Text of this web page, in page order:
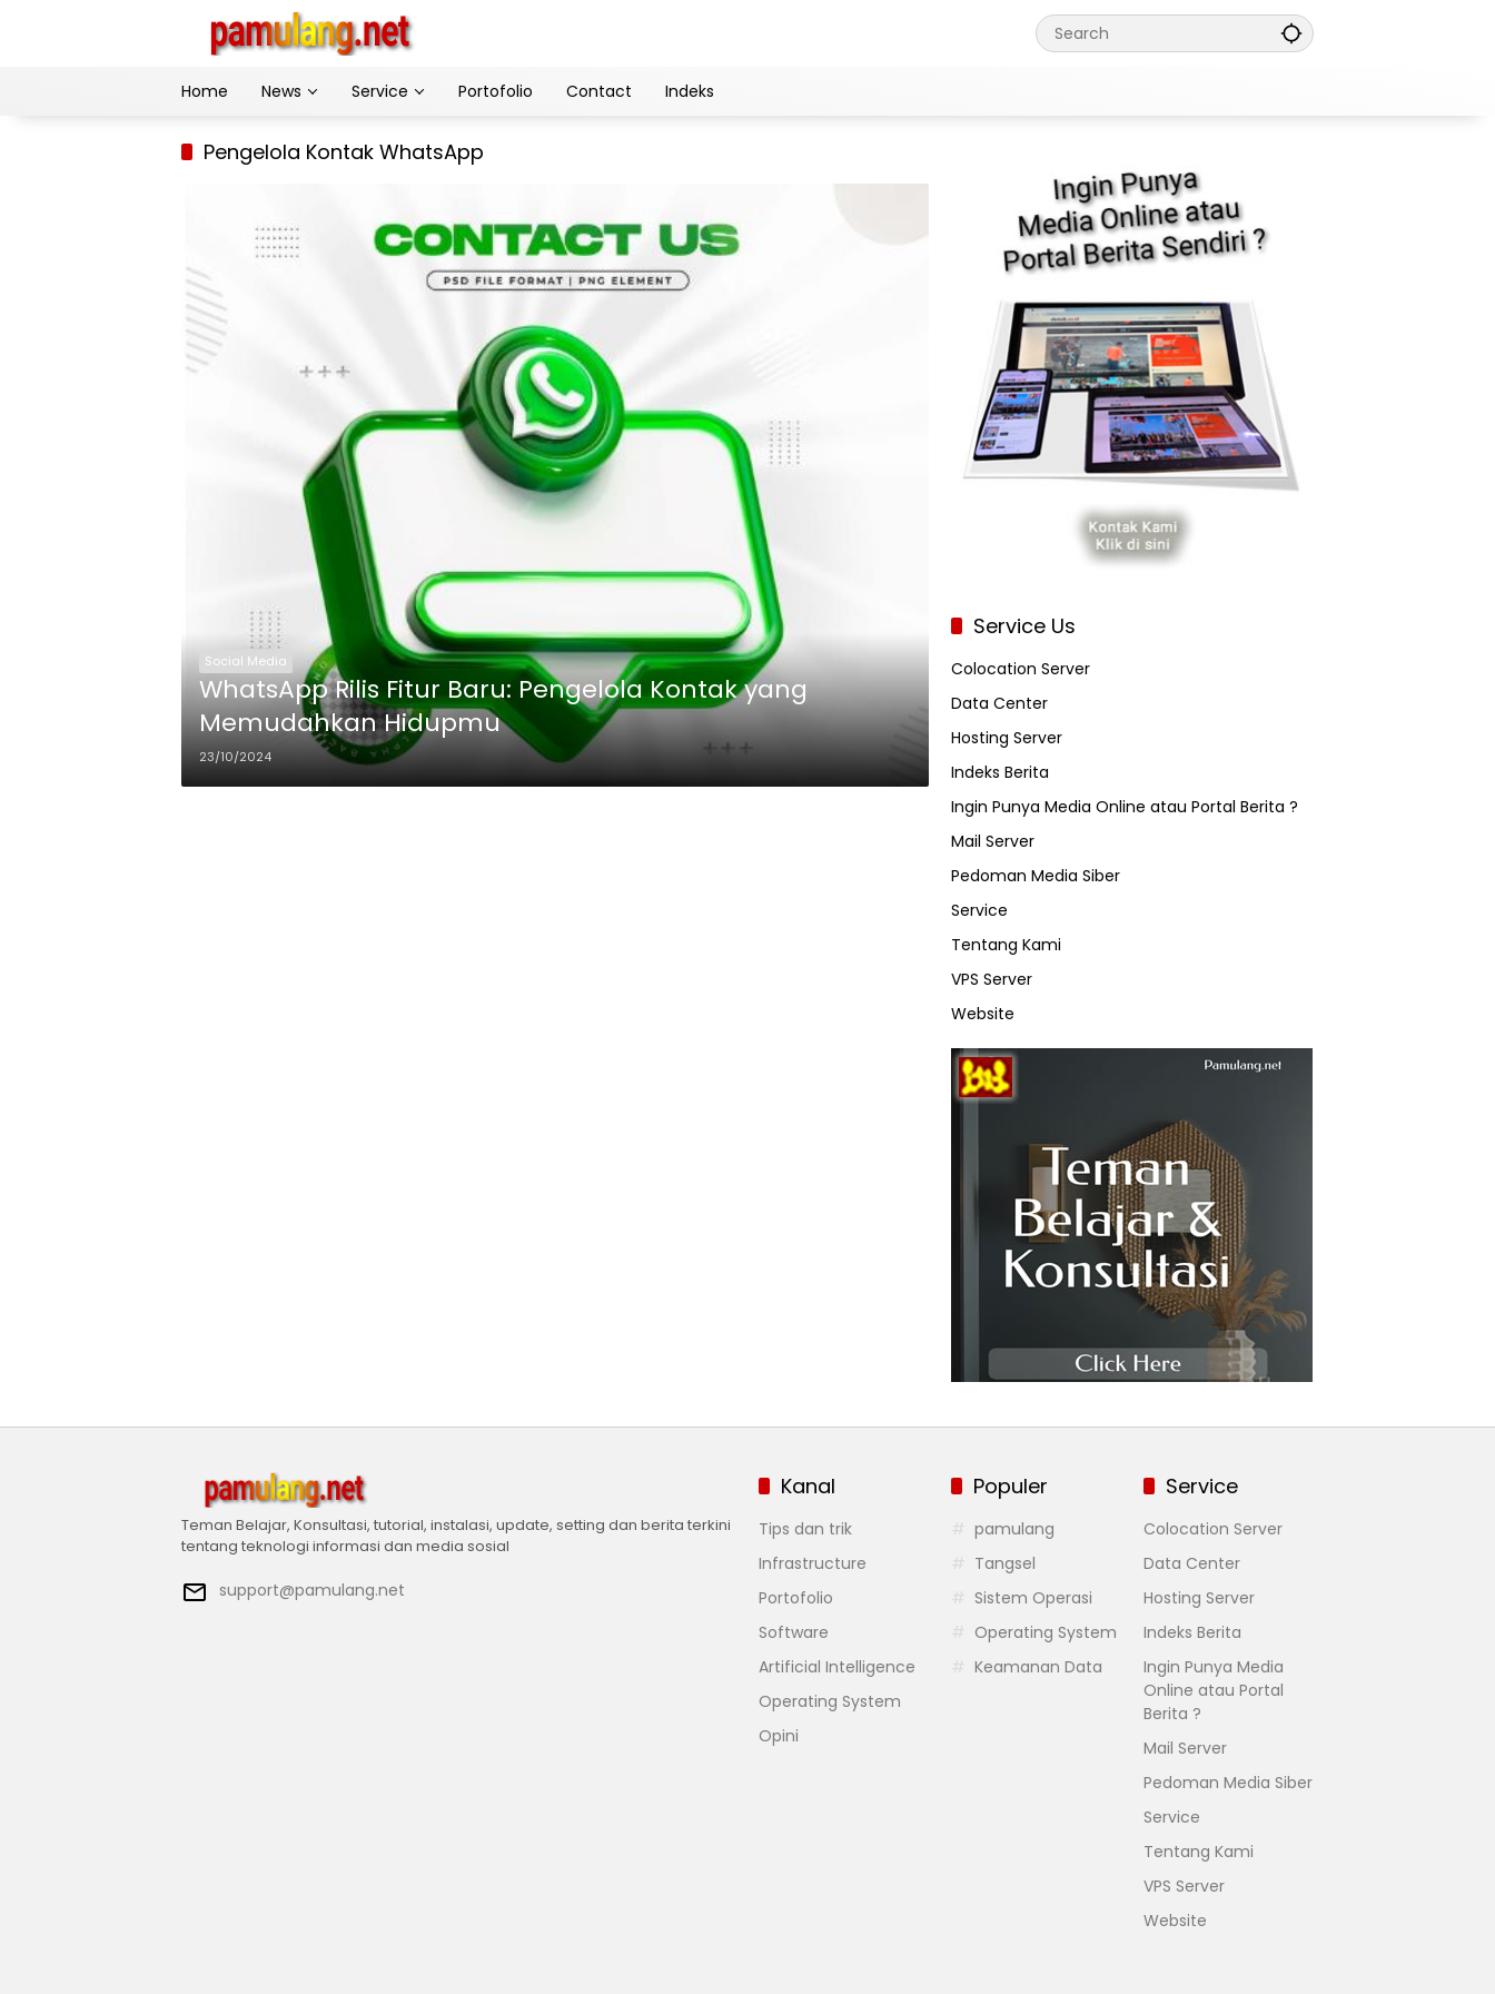
Home
News Service Portofolio Contact Indeks
Pengelola Kontak WhatsApp
Social Media
WhatsApp Rilis Fitur Baru: Pengelola Kontak yang
Memudahkan Hidupmu
23/10/2024
Service Us
Colocation Server
Data Center
Hosting Server
Indeks Berita
Ingin Punya Media Online atau Portal Berita ?
Mail Server
Pedoman Media Siber
Service
Tentang Kami
VPS Server
Website
Teman Belajar, Konsultasi, tutorial, instalasi, update, setting dan berita terkini
tentang teknologi informasi dan media sosial
support@pamulang.net
Kanal
Tips dan trik
Infrastructure
Portofolio
Software
Artificial Intelligence
Operating System
Opini
Populer
pamulang
Tangsel
Sistem Operasi
Operating System
Keamanan Data
Service
Colocation Server
Data Center
Hosting Server
Indeks Berita
Ingin Punya Media
Online atau Portal
Berita ?
Mail Server
Pedoman Media Siber
Service
Tentang Kami
VPS Server
Website